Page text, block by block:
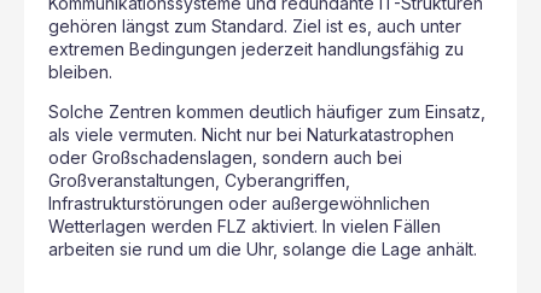
gehören längst zum Standard. Ziel ist es, auch unter
extremen Bedingungen jederzeit handlungsfähig zu
bleiben.
Solche Zentren kommen deutlich häufiger zum Einsatz,
als viele vermuten. Nicht nur bei Naturkatastrophen
oder Großschadenslagen, sondern auch bei
Großveranstaltungen, Cyberangriffen,
Infrastrukturstörungen oder außergewöhnlichen
Wetterlagen werden FLZ aktiviert. In vielen Fällen
arbeiten sie rund um die Uhr, solange die Lage anhält.